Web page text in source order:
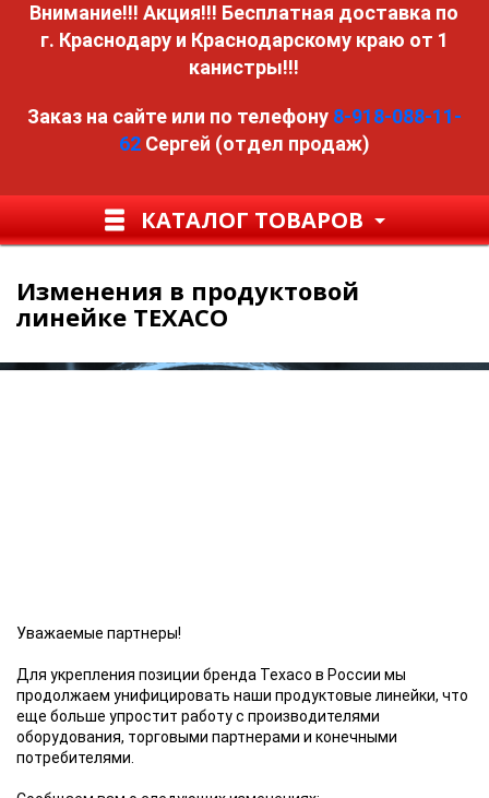
Внимание!!! Акция!!! Бесплатная доставка по
г. Краснодару и Краснодарскому краю от 1
канистры!!!
Заказ на сайте или по телефону 8-918-088-11-
62Сергей (отдел продаж)
КАТАЛОГ ТОВАРОВ
Изменения в продуктовой
линейке TEXACO
Уважаемые партнеры!
Для укрепления позиции бренда Texaco в России мы
продолжаем унифицировать наши продуктовые линейки, что
еще больше упростит работу с производителями
оборудования, торговыми партнерами и конечными
потребителями.